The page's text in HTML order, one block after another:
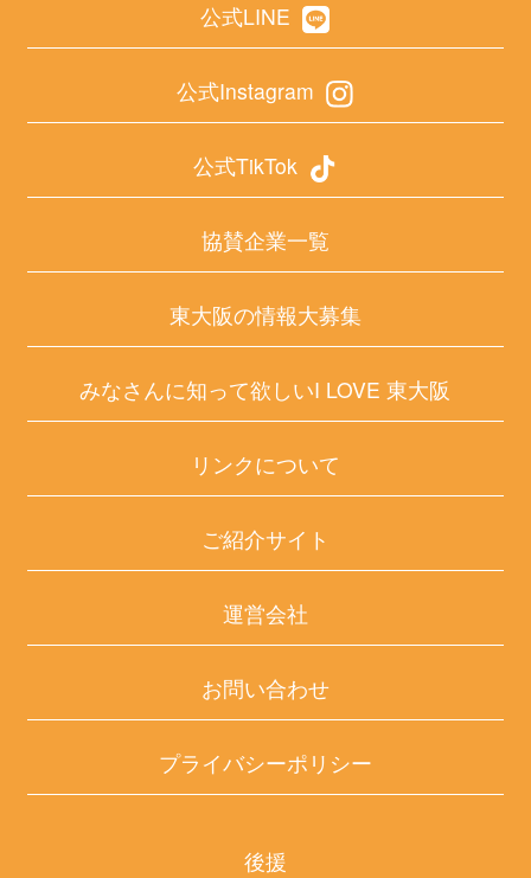
公式LINE
公式Instagram
公式TikTok
協賛企業一覧
東大阪の情報大募集
みなさんに知って欲しいI LOVE 東大阪
リンクについて
ご紹介サイト
運営会社
お問い合わせ
プライバシーポリシー
後援